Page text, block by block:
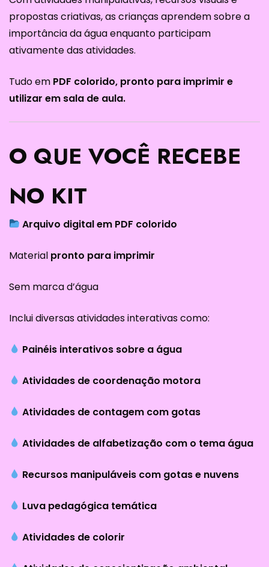
propostas criativas, as crianças aprendem sobre a
importância da água enquanto participam
ativamente das atividades.
Tudo em PDF colorido, pronto para imprimir e
utilizar em sala de aula.
O QUE VOCÊ RECEBE
NO KIT
Arquivo digital em PDF colorido
Material pronto para imprimir
Sem marca d’água
Inclui diversas atividades interativas como:
Painéis interativos sobre a água
Atividades de coordenação motora
Atividades de contagem com gotas
Atividades de alfabetização com o tema água
Recursos manipuláveis com gotas e nuvens
Luva pedagógica temática
Atividades de colorir